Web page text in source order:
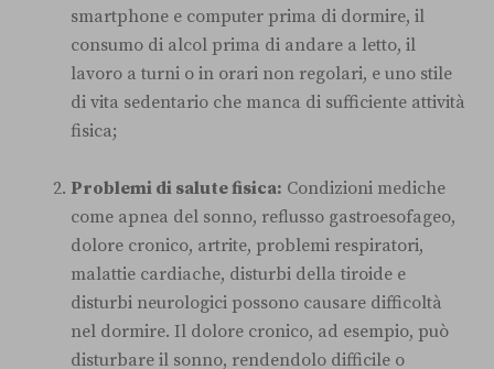
smartphone e computer prima di dormire, il
consumo di alcol prima di andare a letto, il
lavoro a turni o in orari non regolari, e uno stile
di vita sedentario che manca di sufficiente attività
fisica;
Problemi di salute fisica: Condizioni mediche
come apnea del sonno, reflusso gastroesofageo,
dolore cronico, artrite, problemi respiratori,
malattie cardiache, disturbi della tiroide e
disturbi neurologici possono causare difficoltà
nel dormire. Il dolore cronico, ad esempio, può
disturbare il sonno, rendendolo difficile o